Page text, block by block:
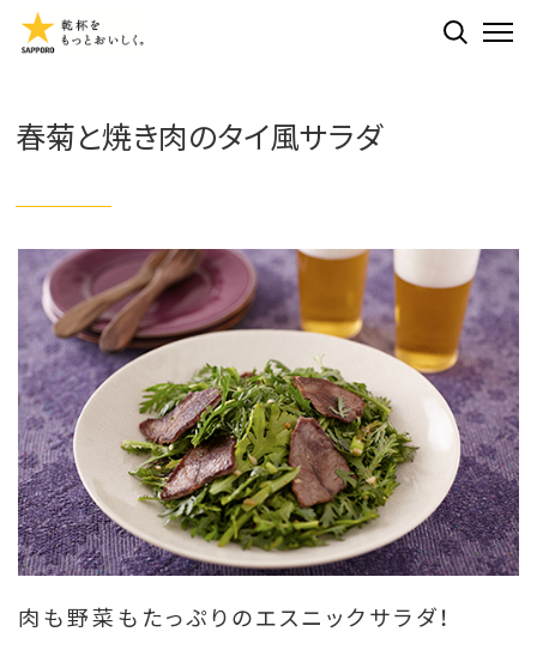
検索する
春菊と焼き肉のタイ風サラダ
肉も野菜もたっぷりのエスニックサラダ！